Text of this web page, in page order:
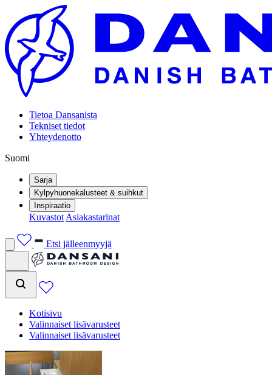
Tietoa Dansanista
Tekniset tiedot
Yhteydenotto
Suomi
Sarja
Kylpyhuonekalusteet & suihkut
Inspiraatio
Kuvastot Asiakastarinat
Etsi jälleenmyyjä
Kotisivu
Valinnaiset lisävarusteet
Valinnaiset lisävarusteet